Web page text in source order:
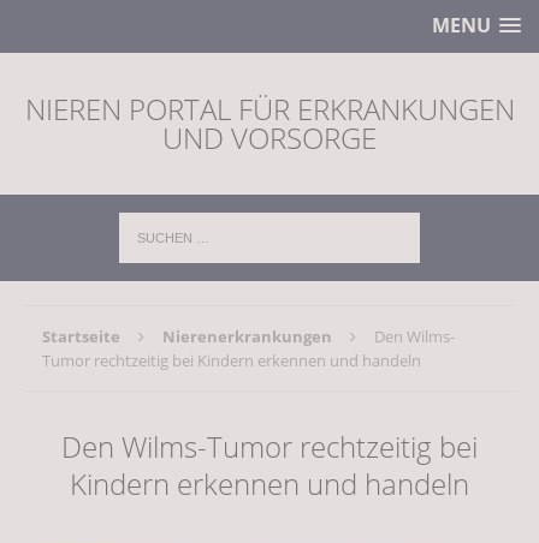
MENU
NIEREN PORTAL FÜR ERKRANKUNGEN
UND VORSORGE
Startseite Nierenerkrankungen
Den Wilms-
Tumor rechtzeitig bei Kindern erkennen und handeln
Den Wilms-Tumor rechtzeitig bei
Kindern erkennen und handeln